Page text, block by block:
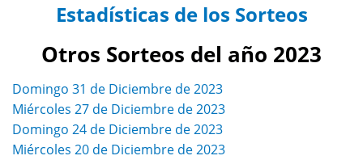
Estadísticas de los Sorteos
Otros Sorteos del año 2023
Domingo 31 de Diciembre de 2023
Miércoles 27 de Diciembre de 2023
Domingo 24 de Diciembre de 2023
Miércoles 20 de Diciembre de 2023